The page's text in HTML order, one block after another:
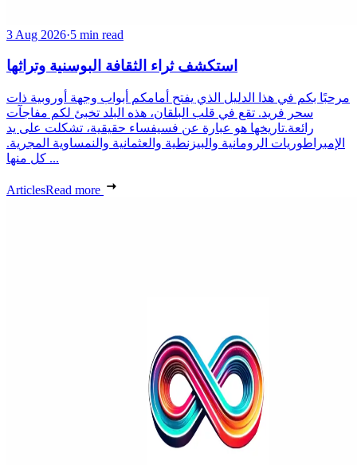
3 Aug 2026·5 min read
استكشف ثراء الثقافة البوسنية وتراثها
مرحبًا بكم في هذا الدليل الذي يفتح أمامكم أبواب وجهة أوروبية ذات
سحر فريد. تقع في قلب البلقان، هذه البلد تخبئ لكم مفاجآت
رائعة.تاريخها هو عبارة عن فسيفساء حقيقية، تشكلت على يد
الإمبراطوريات الرومانية والبيزنطية والعثمانية والنمساوية المجرية.
كل منها ...
ArticlesRead more